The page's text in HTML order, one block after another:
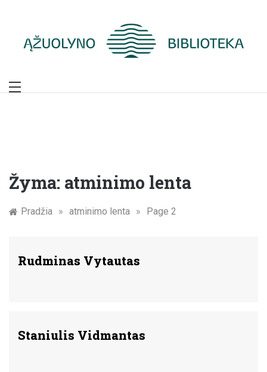
Žymūs Kauno
Žyma: atminimo lenta
Pradžia » atminimo lenta » Page 2
Rudminas Vytautas
Staniulis Vidmantas